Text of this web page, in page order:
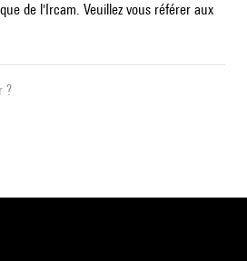
de l'Ircam. Veuillez vous référer aux
?